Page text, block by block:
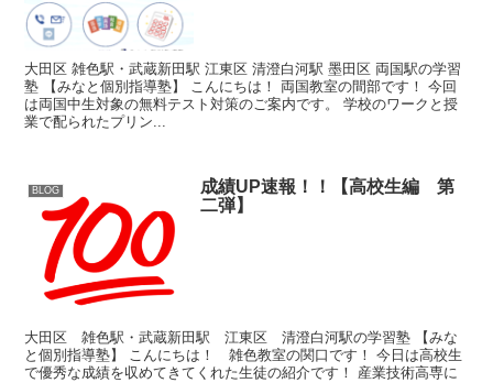
大田区 雑色駅・武蔵新田駅 江東区 清澄白河駅 墨田区 両国駅の学習
塾 【みなと個別指導塾】 こんにちは！ 両国教室の間部です！ 今回
は両国中生対象の無料テスト対策のご案内です。 学校のワークと授
業で配られたプリン...
BLOG
成績UP速報！！【高校生編 第
二弾】
大田区 雑色駅・武蔵新田駅 江東区 清澄白河駅の学習塾 【みな
と個別指導塾】 こんにちは！ 雑色教室の関口です！ 今日は高校生
で優秀な成績を収めてきてくれた生徒の紹介です！ 産業技術高専に